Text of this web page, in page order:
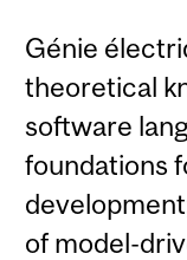
Génie
theoretical
software
foundations
of model-